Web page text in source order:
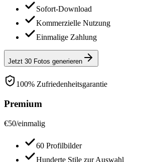
Sofort-Download
Kommerzielle Nutzung
Einmalige Zahlung
Jetzt 30 Fotos generieren
100% Zufriedenheitsgarantie
Premium
€50/einmalig
60 Profilbilder
Hunderte Stile zur Auswahl